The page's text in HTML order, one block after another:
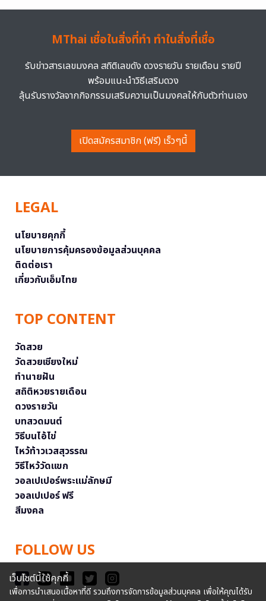
MThai เชื่อในสิ่งที่ทำ ทำในสิ่งที่เชื่อ
รับข่าวสารเลขมงคล สถิติเลขดัง ดวงรายวัน รายเดือน รายปี
พร้อมแนะนำวิธีเสริมดวง
ลุ้นรับรางวัลจากกิจกรรมเสริมความเป็นมงคลให้กับตัวท่านเอง
เปิดสมัครสมาชิก (ฟรี) เร็วๆนี้
LEGAL
นโยบายคุกกี้
นโยบายการคุ้มครองข้อมูลส่วนบุคคล
ติดต่อเรา
เกี่ยวกับเอ็มไทย
TOP CONTENT
วัดสวย
วัดสวยเชียงใหม่
ทำนายฝัน
สถิติหวยรายเดือน
ดวงรายวัน
บทสวดมนต์
วิธีบนไอ้ไข่
ไหว้ท้าวเวสสุวรรณ
วิธีไหว้วัดแขก
วอลเปเปอร์พระแม่ลักษมี
วอลเปเปอร์ ฟรี
สีมงคล
FOLLOW US
เว็บไซต์นี้ใช้คุกกี้
เพื่อการนำเสนอเนื้อหาที่ดี รวมถึงการจัดการข้อมูลส่วนบุคคล เพื่อให้คุณได้รับ